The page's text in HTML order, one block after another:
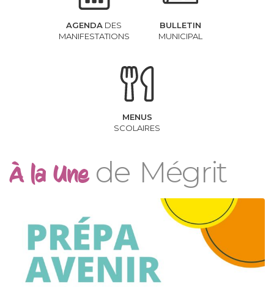
AGENDA DES
MANIFESTATIONS
BULLETIN
MUNICIPAL
MENUS
SCOLAIRES
À la Une de Mégrit